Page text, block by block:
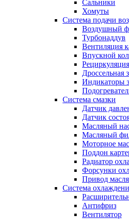
Сальники
Хомуты
Система подачи
Воздушный
Турбонаддув
Вентиляция
Впускной
Дроссельная
Индикаторы
Система смазки
Датчик
Датчик
Масляный
Масляный
Моторное
Поддон
Радиатор
Форсунки
Привод
Система
Антифриз
Вентилятор